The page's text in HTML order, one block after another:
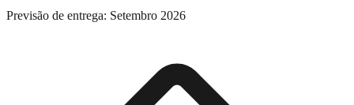
Previsão de entrega: Setembro 2026